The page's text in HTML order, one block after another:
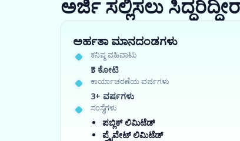
ಅರ್ಜಿ ಸಲ್ಲಿಸಲು
ಅರ್ಹತಾ ಮಾನದಂಡಗಳು
ಕನಿಷ್ಠ ವಹಿವಾಟು
₹3 ಕೋಟಿ
ಕಾರ್ಯಾಚರಣೆಯ ವರ್ಷಗಳು
3+ ವರ್ಷಗಳು
ಸಂಸ್ಥೆಗಳು
ಪಬ್ಲಿಕ್ ಲಿಮಿಟೆಡ್
ಪ್ರೈವೇಟ್ ಲಿಮಿಟೆಡ್